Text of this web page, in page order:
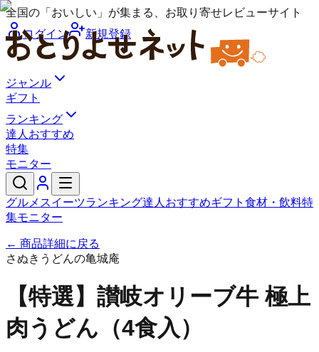
全国の「おいしい」が集まる、お取り寄せレビューサイト
ログイン
新規登録
ジャンル
ギフト
ランキング
達人おすすめ
特集
モニター
グルメ スイーツランキング達人おすすめギフト 食材・飲料特
集モニター
← 商品詳細に戻る
さぬきうどんの亀城庵
【特選】讃岐オリーブ牛 極上
肉うどん（4食入）